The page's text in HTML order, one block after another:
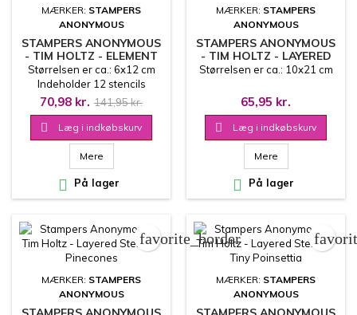
MÆRKER: STAMPERS
ANONYMOUS
STAMPERS ANONYMOUS
- TIM HOLTZ - ELEMENT
STENCILS - EVERYDAY
ART
Størrelsen er ca.: 6x12 cm
Indeholder 12 stencils
70,98 kr. 141,95 kr.

Læg i indkøbskurv
Mere
 På lager
MÆRKER: STAMPERS
ANONYMOUS
STAMPERS ANONYMOUS
- TIM HOLTZ - LAYERED
STENCIL - HOLLYBERRY
Størrelsen er ca.: 10x21 cm
65,95 kr.
 Læg i indkøbskurv
Mere
 På lager
MÆRKER: STAMPERS
ANONYMOUS
favorite_border
MÆRKER: STAMPERS
ANONYMOUS